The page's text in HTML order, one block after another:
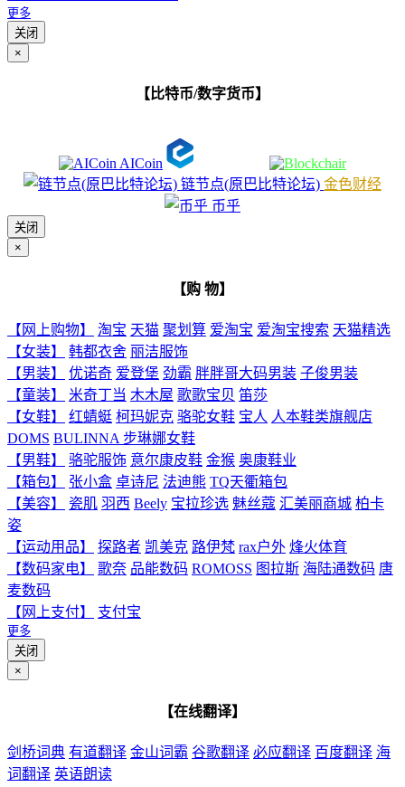
更多
关闭
×
【比特币/数字货币】
AICoin
链节点(原巴比特论坛) 金色财经
币乎
关闭
×
【购 物】
【网上购物】 淘宝 天猫 聚划算 爱淘宝 爱淘宝搜索 天猫精选
【女装】
韩都衣舍 丽洁服饰
【男装】
优诺奇 爱登堡 劲霸 胖胖哥大码男装 子俊男装
【童装】
米奇丁当 木木屋 歌歌宝贝 笛莎
【女鞋】
红蜻蜓 柯玛妮克 骆驼女鞋 宝人 人本鞋类旗舰店
DOMS BULINNA 步琳娜女鞋
【男鞋】
骆驼服饰 意尔康皮鞋 金猴 奥康鞋业
【箱包】
张小盒 卓诗尼 法迪熊 TQ天衢箱包
【美容】
瓷肌 羽西 Beely 宝拉珍选 魅丝蔻 汇美丽商城 柏卡
姿
【运动用品】
探路者 凯美克 路伊梵 rax户外 烽火体育
【数码家电】
歌奈 品能数码 ROMOSS 图拉斯 海陆通数码 唐
麦数码
【网上支付】
支付宝
更多
关闭
×
【在线翻译】
剑桥词典 有道翻译 金山词霸 谷歌翻译 必应翻译 百度翻译 海
词翻译 英语朗读